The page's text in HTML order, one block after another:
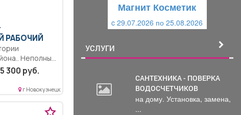
РАБОЧИЙ
Неполный
300 руб.
г Новокузнецк
Магнит Косметик
c 29.07.2026 по 25.08.2026
УСЛУГИ
САНТЕХНИКА - ПОВЕРКА
ВОДОСЧЕТЧИКОВ
на дому. Установка, замена,
...